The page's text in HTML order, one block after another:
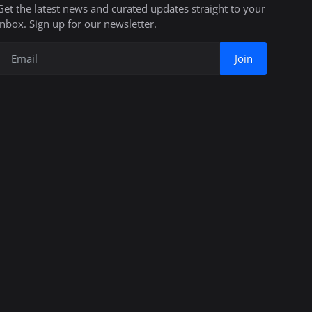
the latest news and curated updates straight to your
Sign up for our newsletter.
Join